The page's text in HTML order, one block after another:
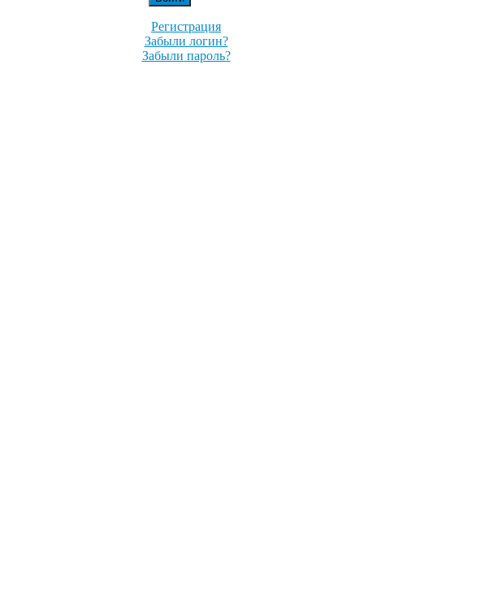
Регистрация
Забыли логин?
Забыли пароль?